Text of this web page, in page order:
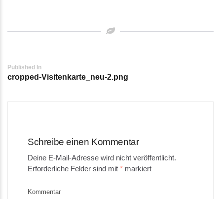
Post
navigation
Published In
cropped-Visitenkarte_neu-2.png
Schreibe einen Kommentar
Deine E-Mail-Adresse wird nicht veröffentlicht.
Erforderliche Felder sind mit * markiert
Kommentar